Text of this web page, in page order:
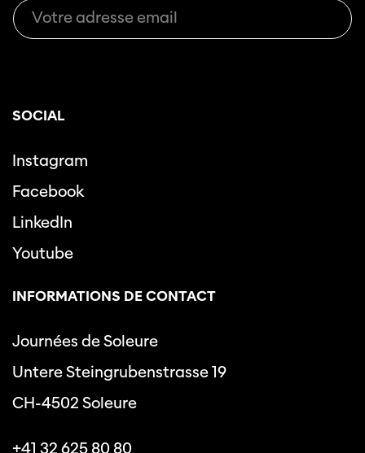
SOCIAL
Instagram
Facebook
LinkedIn
Youtube
INFORMATIONS DE CONTACT
Journées de Soleure
Untere Steingrubenstrasse 19
CH-4502 Soleure
+41 32 625 80 80